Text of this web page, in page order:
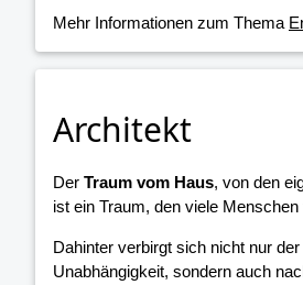
Mehr Informationen zum Thema
Architekt
Der Traum vom Haus, von den
ist ein Traum, den viele Menschen
Dahinter verbirgt sich nicht nur
Unabhängigkeit, sondern auch